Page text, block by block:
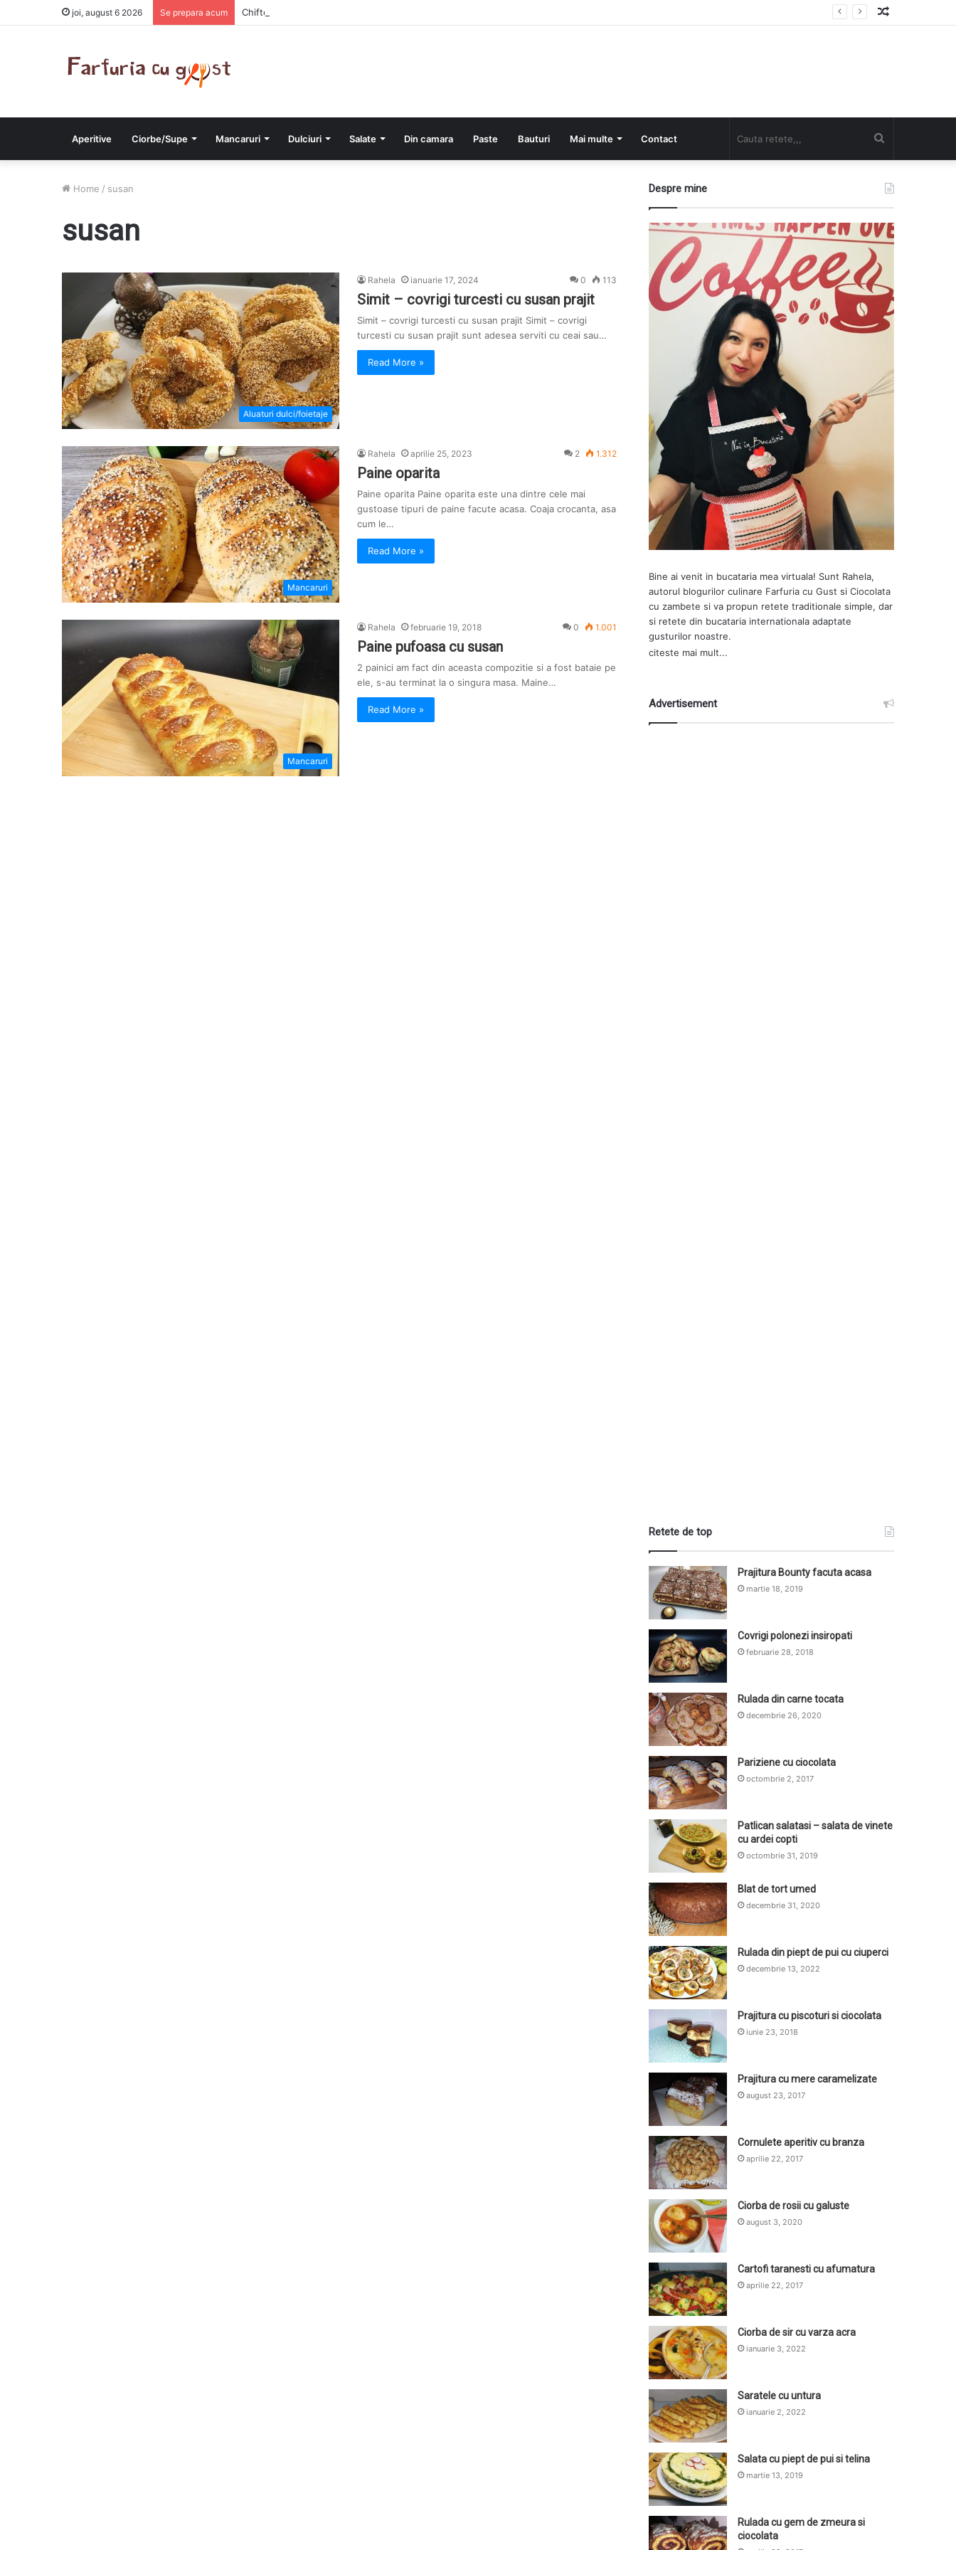
joi, august 6 2026 Se prepara acum Chiftelute cu cartofi si smantana la cuptor
Aperitive Ciorbe/Supe Mancaruri Dulciuri Salate Din camara Paste Bauturi Mai multe Contact
retete,,,
Home / susan
susan
Aluaturi dulci/foietaje
Rahela ianuarie 17, 2024 0 113
Simit – covrigi turcesti cu susan prajit
Simit – covrigi turcesti cu susan prajit Simit – covrigi
turcesti cu susan prajit sunt adesea serviti cu ceai sau…
Read More »
Mancaruri
Rahela aprilie 25, 2023 2 1.312
Paine oparita
Paine oparita Paine oparita este una dintre cele mai
gustoase tipuri de paine facute acasa. Coaja crocanta, asa
cum le…
Read More »
Mancaruri
Rahela februarie 19, 2018 0 1.001
Paine pufoasa cu susan
2 painici am fact din aceasta compozitie si a fost bataie pe
ele, s-au terminat la o singura masa. Maine…
Read More »
Despre mine
Bine ai venit in bucataria mea virtuala! Sunt Rahela,
autorul blogurilor culinare Farfuria cu Gust siCiocolata
cu zambete si va propun retete traditionale simple, dar
si retete din bucataria internationala adaptate
gusturilor noastre.
citeste mai mult...
Advertisement
Retete de top
Prajitura Bounty facuta acasa
martie 18, 2019
Covrigi polonezi insiropati
februarie 28, 2018
Rulada din carne tocata
decembrie 26, 2020
Pariziene cu ciocolata
octombrie 2, 2017
Patlican salatasi – salata de vinete
cu ardei copti
octombrie 31, 2019
Blat de tort umed
decembrie 31, 2020
Rulada din piept de pui cu ciuperci
decembrie 13, 2022
Prajitura cu piscoturi si ciocolata
iunie 23, 2018
Prajitura cu mere caramelizate
august 23, 2017
Cornulete aperitiv cu branza
aprilie 22, 2017
Ciorba de rosii cu galuste
august 3, 2020
Cartofi taranesti cu afumatura
aprilie 22, 2017
Ciorba de sir cu varza acra
ianuarie 3, 2022
Saratele cu untura
ianuarie 2, 2022
Salata cu piept de pui si telina
martie 13, 2019
Rulada cu gem de zmeura si
ciocolata